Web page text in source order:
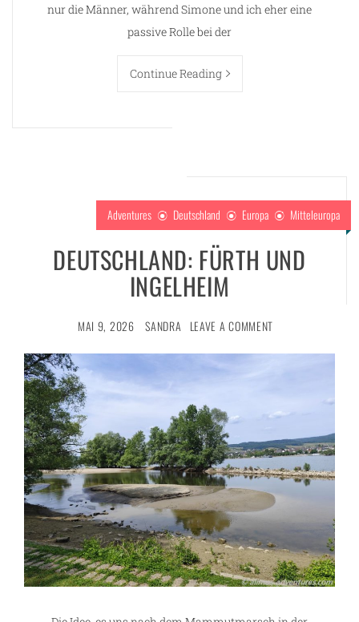
nur die Männer, während Simone und ich eher eine
passive Rolle bei der
Continue Reading
Adventures Deutschland Europa Mitteleuropa
DEUTSCHLAND: FÜRTH UND
INGELHEIM
MAI 9, 2026 SANDRA LEAVE A COMMENT